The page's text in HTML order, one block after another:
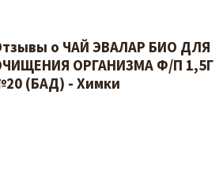
о ЧАЙ ЭВАЛАР БИО ДЛЯ
ОРГАНИЗМА Ф/П 1,5Г
(БАД) - Химки